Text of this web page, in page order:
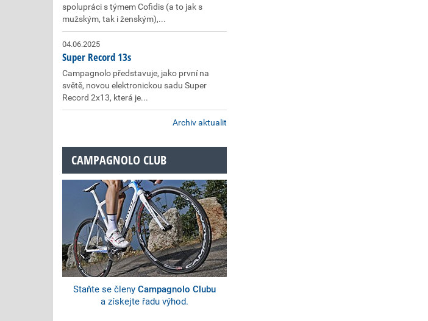
spolupráci s týmem Cofidis (a to jak s
mužským, tak i ženským),...
04.06.2025
Super Record 13s
Campagnolo představuje, jako první na
světě, novou elektronickou sadu Super
Record 2x13, která je...
Archiv aktualit
CAMPAGNOLO CLUB
Staňte se členy Campagnolo Clubu
a získejte řadu výhod.